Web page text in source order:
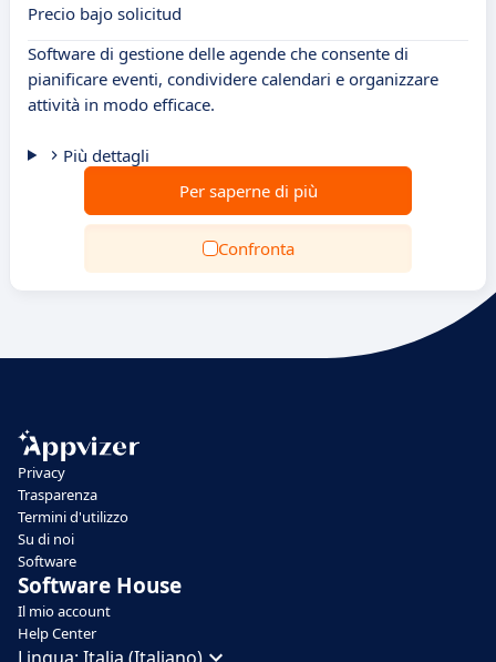
Precio bajo solicitud
Software di gestione delle agende che consente di
pianificare eventi, condividere calendari e organizzare
attività in modo efficace.
Più dettagli
Per saperne di più
Confronta
Privacy
Trasparenza
Termini d'utilizzo
Su di noi
Software
Software House
Il mio account
Help Center